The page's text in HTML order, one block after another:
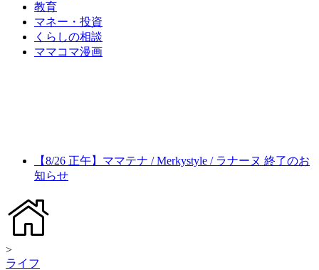
教育
マネー・投資
くらしの相談
ママコマ漫画
【8/26 正午】ママテナ / Merkystyle / ラナーヌ 終了のお
知らせ
>
ライフ